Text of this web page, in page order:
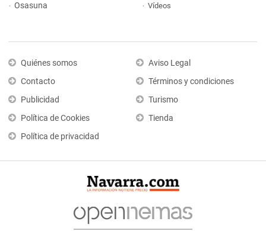
Osasuna
Vídeos
Quiénes somos
Contacto
Publicidad
Política de Cookies
Política de privacidad
Aviso Legal
Términos y condiciones
Turismo
Tienda